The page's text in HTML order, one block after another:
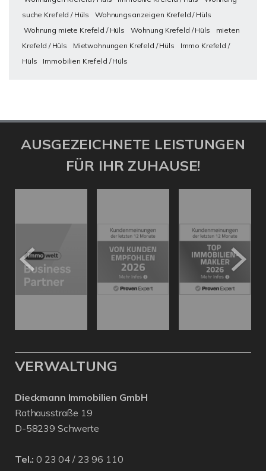
suche Krefeld / Hüls
Wohnungsanzeigen Krefeld / Hüls
Wohnung miete Krefeld / Hüls
Wohnung Krefeld / Hüls
mieten
Krefeld / Hüls
Mietwohnungen Krefeld / Hüls
Immo Krefeld /
Hüls
Immobilien Krefeld / Hüls
AUSGEZEICHNETE LEISTUNGEN
FÜR IHR ZUHAUSE!
VERWALTUNG
Dieckmann Immobilien GmbH
Rathausstraße 19
D-58239 Schwerte
Tel.: 0 23 04 / 23 96 110